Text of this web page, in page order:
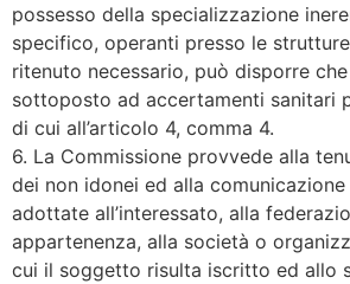
possesso della specializzazione
specifico, operanti presso le
ritenuto necessario, può disporre
sottoposto ad accertamenti sanitari
di cui all’articolo 4, comma 4.
6. La Commissione provvede alla
dei non idonei ed alla
adottate all’interessato, alla
appartenenza, alla società o
cui il soggetto risulta iscritto ed allo